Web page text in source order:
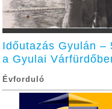
Időutazás Gyulán –
a Gyulai
Évforduló